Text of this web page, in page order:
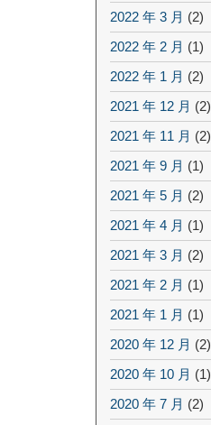
2022 年 3 月 (2)
2022 年 2 月 (1)
2022 年 1 月 (2)
2021 年 12 月 (2)
2021 年 11 月 (2)
2021 年 9 月 (1)
2021 年 5 月 (2)
2021 年 4 月 (1)
2021 年 3 月 (2)
2021 年 2 月 (1)
2021 年 1 月 (1)
2020 年 12 月 (2)
2020 年 10 月 (1)
2020 年 7 月 (2)